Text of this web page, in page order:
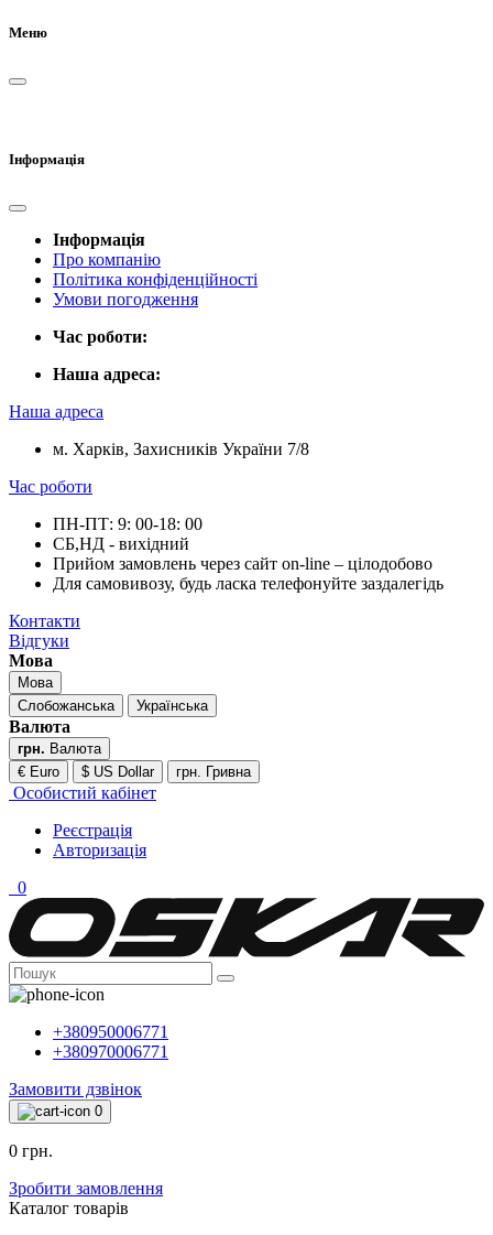
Меню
Інформація
Інформація
Про компанію
Політика конфіденційності
Умови погодження
Час роботи:
Наша адреса:
Наша адреса
м. Харків, Захисників України 7/8
Час роботи
ПН-ПТ: 9: 00-18: 00
СБ,НД - вихідний
Прийом замовлень через сайт on-line – цілодобово
Для самовивозу, будь ласка телефонуйте заздалегідь
Контакти
Відгуки
Мова
Мова
Слобожанська
Українська
Валюта
грн. Валюта
€ Euro
$ US Dollar грн. Гривна
Особистий кабінет
Реєстрація
Авторизація
0
+380950006771
+380970006771
Замовити дзвінок
0
0 грн.
Зробити замовлення
Каталог товарiв